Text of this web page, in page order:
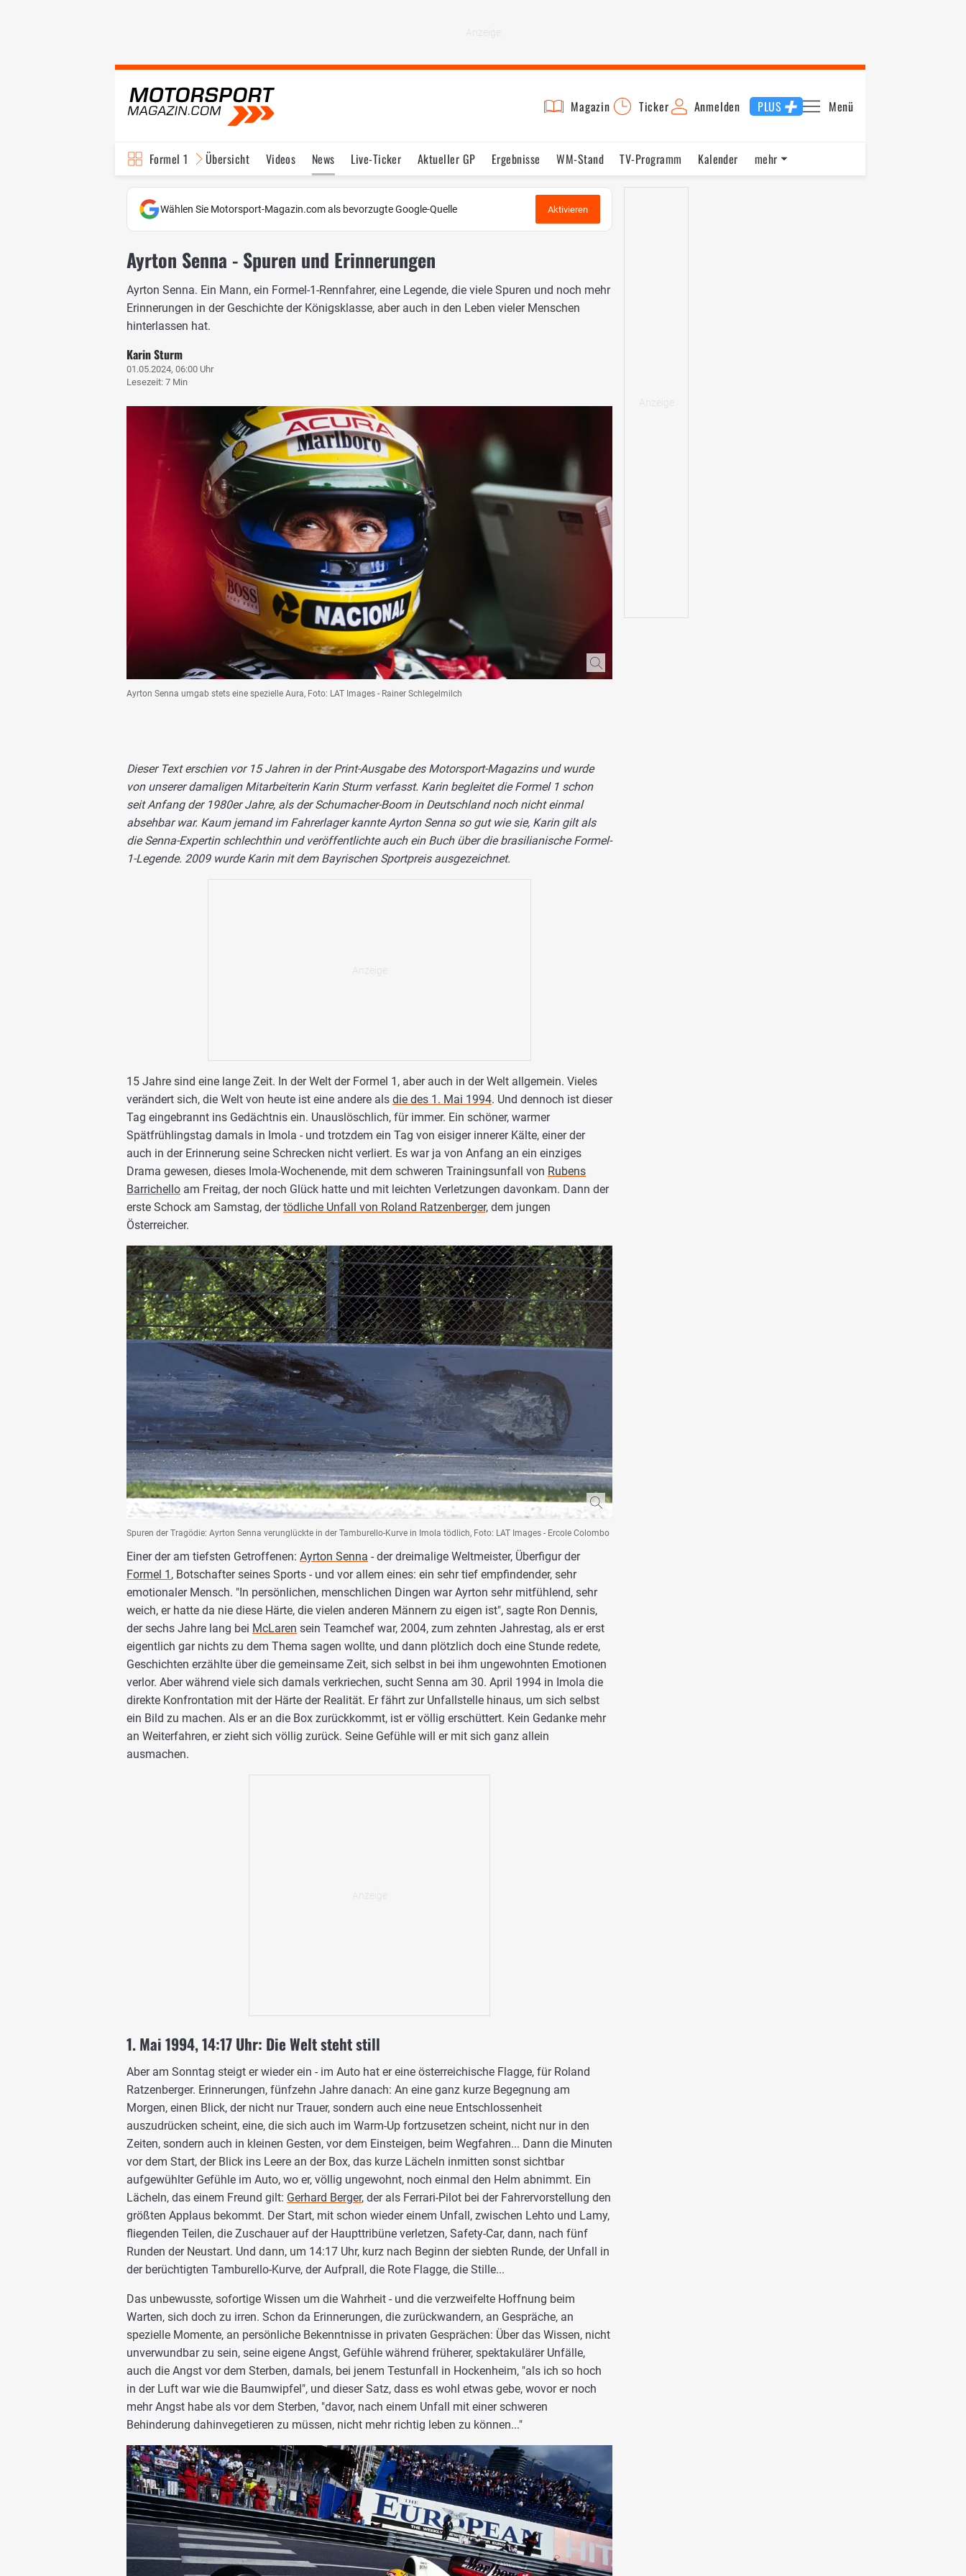
Magazin Ticker Anmelden PLUS Menü
Formel 1 Übersicht Videos News Live-Ticker Aktueller GP Ergebnisse WM-Stand TV-Programm
Kalender
Fahrer & Teams
Bilder Termine Statistik Testfahrten Reglement Lexikon
mehr
Wählen Sie Motorsport-Magazin.com als bevorzugte Google-Quelle Aktivieren
Ayrton Senna - Spuren und Erinnerungen
Ayrton Senna. Ein Mann, ein Formel-1-Rennfahrer, eine Legende, die viele Spuren und noch mehr
Erinnerungen in der Geschichte der Königsklasse, aber auch in den Leben vieler Menschen
hinterlassen hat.
Karin Sturm
01.05.2024, 06:00 Uhr
Lesezeit: 7 Min
Ayrton Senna umgab stets eine spezielle Aura, Foto: LAT Images - Rainer Schlegelmilch
Dieser Text erschien vor 15 Jahren in der Print-Ausgabe des Motorsport-Magazins und wurde
von unserer damaligen Mitarbeiterin Karin Sturm verfasst. Karin begleitet die Formel 1 schon
seit Anfang der 1980er Jahre, als der Schumacher-Boom in Deutschland noch nicht einmal
absehbar war. Kaum jemand im Fahrerlager kannte Ayrton Senna so gut wie sie, Karin gilt als
die Senna-Expertin schlechthin und veröffentlichte auch ein Buch über die brasilianische Formel-
1-Legende. 2009 wurde Karin mit dem Bayrischen Sportpreis ausgezeichnet.
15 Jahre sind eine lange Zeit. In der Welt der Formel 1, aber auch in der Welt allgemein. Vieles
verändert sich, die Welt von heute ist eine andere als die des 1. Mai 1994. Und dennoch ist dieser
Tag eingebrannt ins Gedächtnis ein. Unauslöschlich, für immer. Ein schöner, warmer
Spätfrühlingstag damals in Imola - und trotzdem ein Tag von eisiger innerer Kälte, einer der
auch in der Erinnerung seine Schrecken nicht verliert. Es war ja von Anfang an ein einziges
Drama gewesen, dieses Imola-Wochenende, mit dem schweren Trainingsunfall von Rubens
Barrichello am Freitag, der noch Glück hatte und mit leichten Verletzungen davonkam. Dann der
erste Schock am Samstag, dertödliche Unfall von Roland Ratzenberger, dem jungen
Österreicher.
Spuren der Tragödie: Ayrton Senna verunglückte in der Tamburello-Kurve in Imola tödlich, Foto: LAT Images - Ercole Colombo
Einer der am tiefsten Getroffenen: Ayrton Senna - der dreimalige Weltmeister, Überfigur der
Formel 1 , Botschafter seines Sports - und vor allem eines: ein sehr tief empfindender, sehr
emotionaler Mensch. "In persönlichen, menschlichen Dingen war Ayrton sehr mitfühlend, sehr
weich, er hatte da nie diese Härte, die vielen anderen Männern zu eigen ist", sagte Ron Dennis,
der sechs Jahre lang bei McLaren sein Teamchef war, 2004, zum zehnten Jahrestag, als er erst
eigentlich gar nichts zu dem Thema sagen wollte, und dann plötzlich doch eine Stunde redete,
Geschichten erzählte über die gemeinsame Zeit, sich selbst in bei ihm ungewohnten Emotionen
verlor. Aber während viele sich damals verkriechen, sucht Senna am 30. April 1994 in Imola die
direkte Konfrontation mit der Härte der Realität. Er fährt zur Unfallstelle hinaus, um sich selbst
ein Bild zu machen. Als er an die Box zurückkommt, ist er völlig erschüttert. Kein Gedanke mehr
an Weiterfahren, er zieht sich völlig zurück. Seine Gefühle will er mit sich ganz allein
ausmachen.
1. Mai 1994, 14:17 Uhr: Die Welt steht still
Aber am Sonntag steigt er wieder ein - im Auto hat er eine österreichische Flagge, für Roland
Ratzenberger. Erinnerungen, fünfzehn Jahre danach: An eine ganz kurze Begegnung am
Morgen, einen Blick, der nicht nur Trauer, sondern auch eine neue Entschlossenheit
auszudrücken scheint, eine, die sich auch im Warm-Up fortzusetzen scheint, nicht nur in den
Zeiten, sondern auch in kleinen Gesten, vor dem Einsteigen, beim Wegfahren... Dann die Minuten
vor dem Start, der Blick ins Leere an der Box, das kurze Lächeln inmitten sonst sichtbar
aufgewühlter Gefühle im Auto, wo er, völlig ungewohnt, noch einmal den Helm abnimmt. Ein
Lächeln, das einem Freund gilt: Gerhard Berger, der als Ferrari-Pilot bei der Fahrervorstellung den
größten Applaus bekommt. Der Start, mit schon wieder einem Unfall, zwischen Lehto und Lamy,
fliegenden Teilen, die Zuschauer auf der Haupttribüne verletzen, Safety-Car, dann, nach fünf
Runden der Neustart. Und dann, um 14:17 Uhr, kurz nach Beginn der siebten Runde, der Unfall in
der berüchtigten Tamburello-Kurve, der Aufprall, die Rote Flagge, die Stille...
Das unbewusste, sofortige Wissen um die Wahrheit - und die verzweifelte Hoffnung beim
Warten, sich doch zu irren. Schon da Erinnerungen, die zurückwandern, an Gespräche, an
spezielle Momente, an persönliche Bekenntnisse in privaten Gesprächen: Über das Wissen, nicht
unverwundbar zu sein, seine eigene Angst, Gefühle während früherer, spektakulärer Unfälle,
auch die Angst vor dem Sterben, damals, bei jenem Testunfall in Hockenheim, "als ich so hoch
in der Luft war wie die Baumwipfel", und dieser Satz, dass es wohl etwas gebe, wovor er noch
mehr Angst habe als vor dem Sterben, "davor, nach einem Unfall mit einer schweren
Behinderung dahinvegetieren zu müssen, nicht mehr richtig leben zu können..."